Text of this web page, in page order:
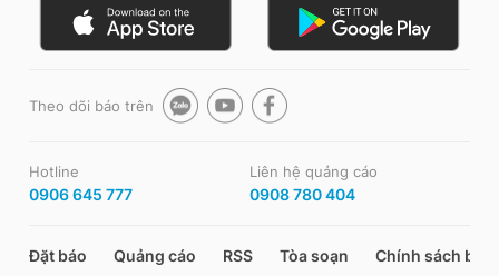
Theo dõi báo trên
Hotline
0906 645 777
Liên hệ quảng cáo
0908 780 404
Đặt báo Quảng cáo RSS Tòa soạn Chính sách bảo